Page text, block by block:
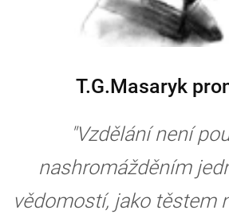
T.G.Masaryk
"Vzdělání není
nashromážděním
vědomostí, jako těstem